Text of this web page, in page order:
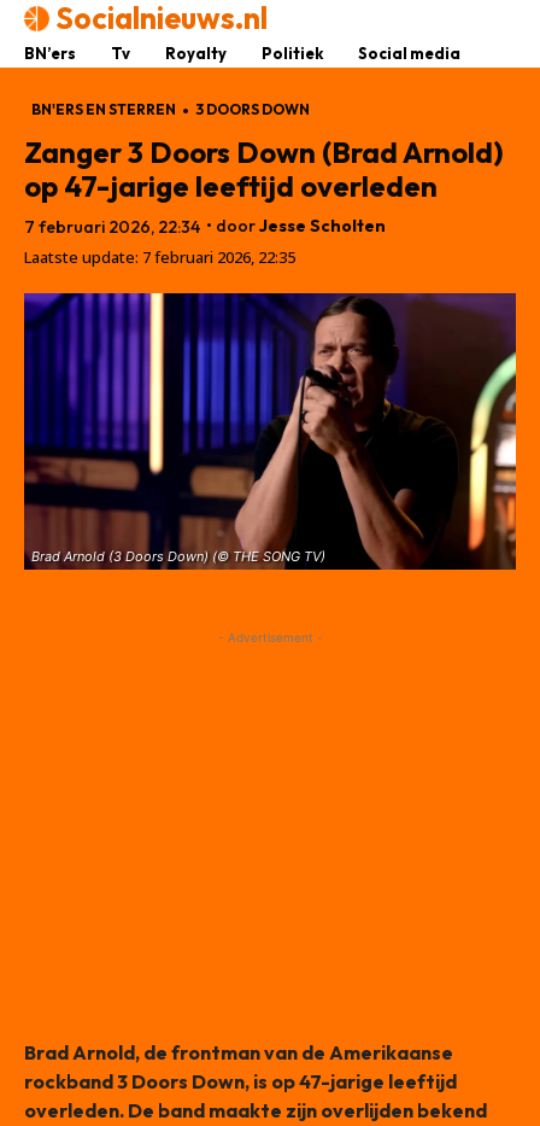
Socialnieuws.nl
BN’ers Tv Royalty Politiek Social media
BN'ERS EN STERREN 3 DOORS DOWN
Zanger 3 Doors Down (Brad Arnold)
op 47-jarige leeftijd overleden
7 februari 2026, 22:34 • doorJesse Scholten
Laatste update: 7 februari 2026, 22:35
Brad Arnold (3 Doors Down) (© THE SONG TV)
- Advertisement -
Brad Arnold, de frontman van de Amerikaanse
rockband 3 Doors Down, is op 47-jarige leeftijd
overleden. De band maakte zijn overlijden bekend